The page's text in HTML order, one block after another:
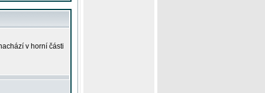
v horní části